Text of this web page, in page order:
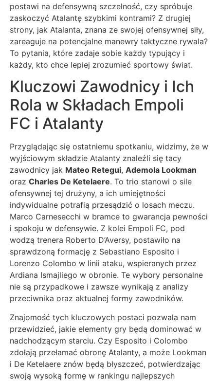
postawi na defensywną szczelność, czy spróbuje
zaskoczyć Atalantę szybkimi kontrami? Z drugiej
strony, jak Atalanta, znana ze swojej ofensywnej siły,
zareaguje na potencjalne manewry taktyczne rywala?
To pytania, które zadaje sobie każdy typujący i
każdy, kto chce lepiej zrozumieć sportowy świat.
Kluczowi Zawodnicy i Ich
Rola w Składach Empoli
FC i Atalanty
Przyglądając się ostatniemu spotkaniu, widzimy, że w
wyjściowym składzie Atalanty znaleźli się tacy
zawodnicy jak Mateo Retegui, Ademola Lookman
oraz Charles De Ketelaere. To trio stanowi o sile
ofensywnej tej drużyny, a ich umiejętności
indywidualne potrafią przesądzić o losach meczu.
Marco Carnesecchi w bramce to gwarancja pewności
i spokoju w defensywie. Z kolei Empoli FC, pod
wodzą trenera Roberto D’Aversy, postawiło na
sprawdzoną formację z Sebastiano Esposito i
Lorenzo Colombo w linii ataku, wspieranych przez
Ardiana Ismajliego w obronie. Te wybory personalne
nie są przypadkowe i zawsze wynikają z analizy
przeciwnika oraz aktualnej formy zawodników.
Znajomość tych kluczowych postaci pozwala nam
przewidzieć, jakie elementy gry będą dominować w
nadchodzącym starciu. Czy Esposito i Colombo
zdołają przełamać obronę Atalanty, a może Lookman
i De Ketelaere znów będą błyszczeć, potwierdzając
swoją wysoką formę w rankingu najlepszych